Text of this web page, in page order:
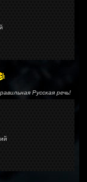
Русская речь!